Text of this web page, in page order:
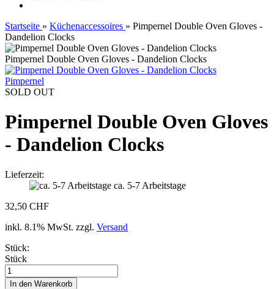
Startseite » Küchenaccessoires » Pimpernel Double Oven Gloves -
Dandelion Clocks
Pimpernel Double Oven Gloves - Dandelion Clocks
Pimpernel
SOLD OUT
Pimpernel Double Oven Gloves
- Dandelion Clocks
Lieferzeit:
ca. 5-7 Arbeitstage
32,50 CHF
inkl. 8.1% MwSt. zzgl. Versand
Stück:
Stück